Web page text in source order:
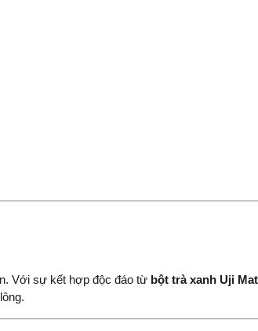
Với sự kết hợp độc đáo từ bột trà xanh Uji